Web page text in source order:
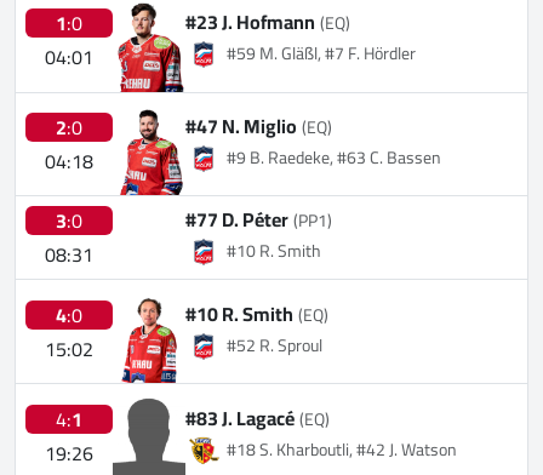
1:0
04:01
#23 J. Hofmann(EQ)
#59 M. Gläßl, #7 F. Hördler
2:0
04:18
#47 N. Miglio(EQ)
#9 B. Raedeke, #63 C. Bassen
3:0
08:31
#77 D. Péter(PP1)
#10 R. Smith
4:0
15:02
#10 R. Smith(EQ)
#52 R. Sproul
4:1
19:26
#83 J. Lagacé(EQ)
#18 S. Kharboutli, #42 J. Watson